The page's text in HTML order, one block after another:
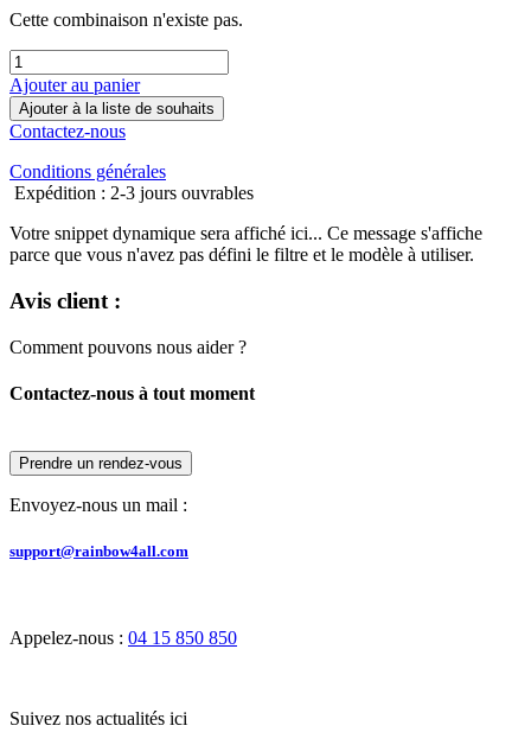
Cette combinaison n'existe pas.
Ajouter au panier
Ajouter à la liste de souhaits
Contactez-nous
Conditions générales
Expédition : 2-3 jours ouvrables
Votre snippet dynamique sera affiché ici... Ce message s'affiche
parce que vous n'avez pas défini le filtre et le modèle à utiliser.
Avis client :
Comment pouvons nous aider ?
Contactez-nous à tout moment
Prendre un rendez-vous
Envoyez-nous un mail :
support@rainbow4all.com
Appelez-nous : 04 15 850 850
Suivez nos actualités ici